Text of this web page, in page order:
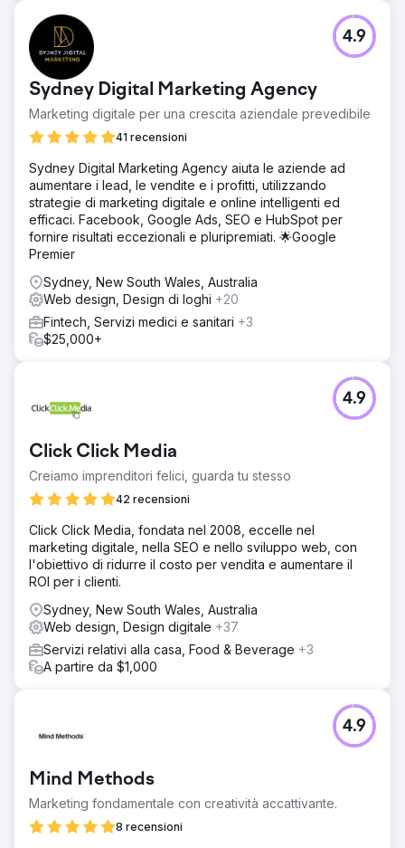
web in lead qualificati in modo più efficace.
Risultato
Il sito web riprogettato ha portato a un aumento del 50%
delle richieste di informazioni sul sito web e a una crescita
del 35% dei lead qualificati. La strategia di marketing
mirata ha migliorato la visibilità, con un conseguente
aumento del 45% del traffico organico, in particolare da
parte degli architetti. Nel complesso, la presenza digitale
potenziata e gli sforzi di marketing hanno portato a una
crescita significativa delle vendite, aiutando Velocity
Home Lifts a riprendere slancio e ad affermarsi come
leader nel settore.
Sydney Digital Marketing Agency
Marketing digitale per una crescita aziendale prevedibile
41 recensioni
4.9
Sydney Digital Marketing Agency aiuta le aziende ad
aumentare i lead, le vendite e i profitti, utilizzando
strategie di marketing digitale e online intelligenti ed
efficaci. Facebook, Google Ads, SEO e HubSpot per
fornire risultati eccezionali e pluripremiati. 🌟Google
Premier
Sydney, New South Wales, Australia
Web design, Design di loghi +20
Fintech, Servizi medici e sanitari +3
$25,000+
Click Click Media
Creiamo imprenditori felici, guarda tu stesso
42 recensioni
4.9
Click Click Media, fondata nel 2008, eccelle nel
marketing digitale, nella SEO e nello sviluppo web, con
l'obiettivo di ridurre il costo per vendita e aumentare il
ROI per i clienti.
Sydney, New South Wales, Australia
Web design, Design digitale +37
Servizi relativi alla casa, Food & Beverage +3
A partire da $1,000
Mind Methods
Marketing fondamentale con creatività accattivante.
8 recensioni
4.9